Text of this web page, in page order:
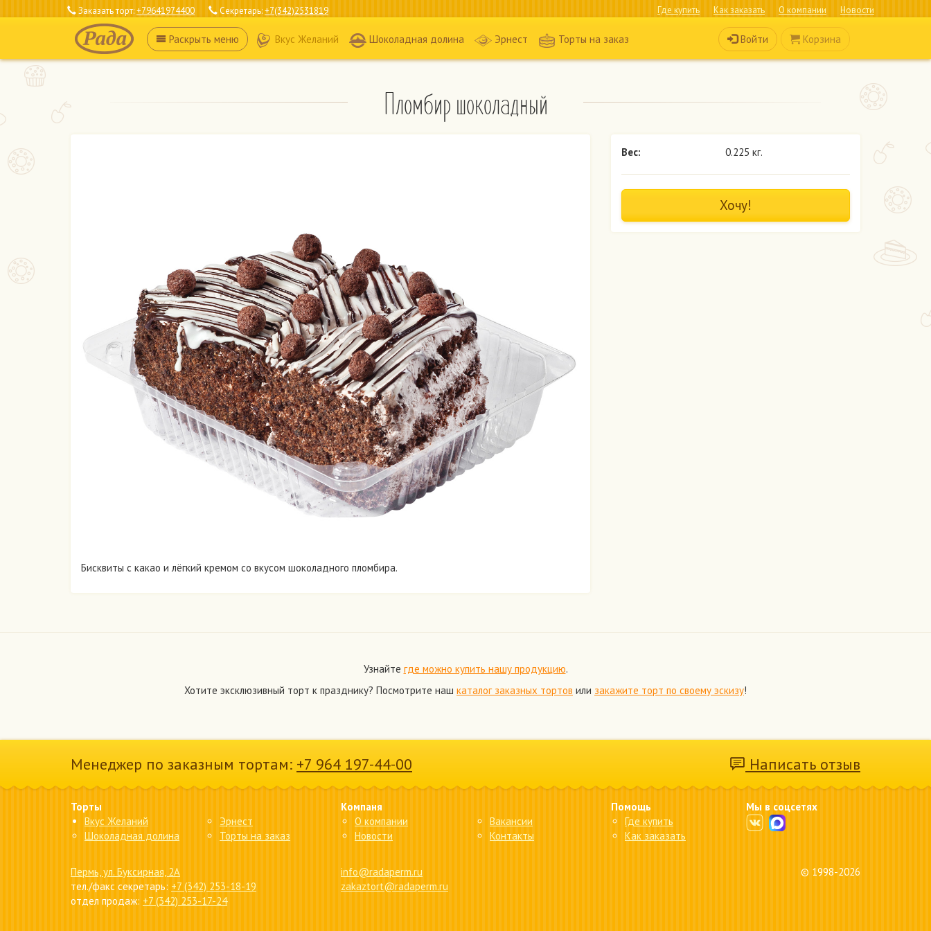
Заказать торт:+79641974400 Секретарь:+7(342)2531819 Где купить Как заказать О компании Новости
Раскрыть меню Вкус Желаний Шоколадная долина Эрнест Торты на заказ Войти Корзина
Пломбир шоколадный
Бисквиты с какао и лёгкий кремом со вкусом шоколадного пломбира.
Вес: 0.225 кг.
Хочу!
Узнайте где можно купить нашу продукцию.
Хотите эксклюзивный торт к празднику? Посмотрите наш каталог заказных тортов или закажите торт по своему эскизу!
Менеджер по заказным тортам: +7 964 197-44-00 Написать отзыв
Торты
Вкус Желаний
Шоколадная долина
Эрнест
Торты на заказ
Компаня
О компании
Новости
Вакансии
Контакты
Помощь
Где купить
Как заказать
Мы в соцсетях
Пермь, ул. Буксирная, 2А
тел./факс секретарь: +7 (342) 253-18-19
отдел продаж: +7 (342) 253-17-24
info@radaperm.ru
zakaztort@radaperm.ru
© 1998-2026